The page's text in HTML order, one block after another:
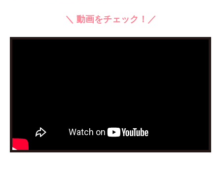
＼ 動画をチェック！／